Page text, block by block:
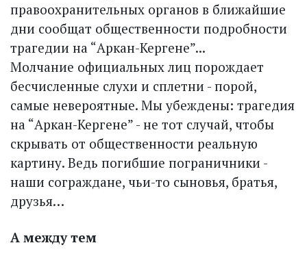
правоохранительных органов в ближайшие
дни сообщат общественности подробности
трагедии на “Аркан-Кергене”...
Молчание официальных лиц порождает
бесчисленные слухи и сплетни - порой,
самые невероятные. Мы убеждены: трагедия
на “Аркан-Кергене” - не тот случай, чтобы
скрывать от общественности реальную
картину. Ведь погибшие пограничники -
наши сограждане, чьи-то сыновья, братья,
друзья…
А между тем